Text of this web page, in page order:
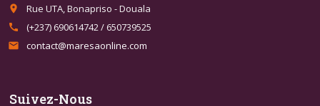
place Rue UTA, Bonapriso - Douala
call (+237) 690614742 / 650739525
email contact@maresaonline.com
Suivez-Nous